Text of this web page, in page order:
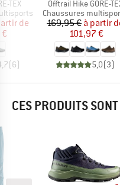
TEX
réduit
de
(6)
Article
Offtrail Hike GORE-
Product group
Chaussures
Prix
169,95 € Prix
à partir
101,97 €
5,0(3)
CES PRODUITS